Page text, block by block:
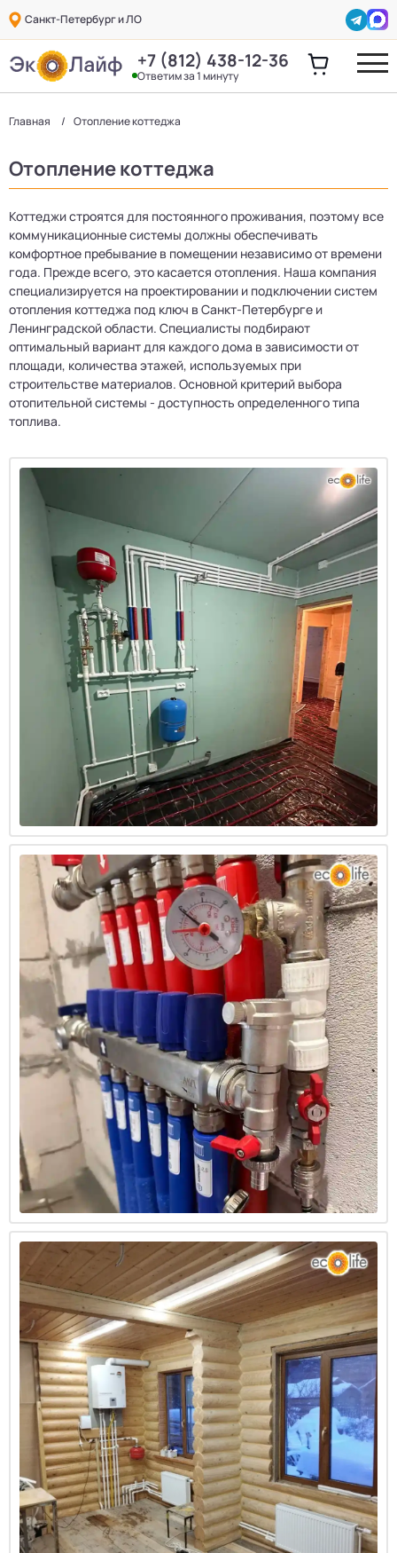
Санкт-Петербург и ЛО
+7 (812) 438-12-36
Ответим за 1 минуту
Главная Отопление коттеджа
Отопление коттеджа
Коттеджи строятся для постоянного проживания, поэтому все
коммуникационные системы должны обеспечивать
комфортное пребывание в помещении независимо от времени
года. Прежде всего, это касается отопления. Наша компания
специализируется на проектировании и подключении систем
отопления коттеджа под ключ в Санкт-Петербурге и
Ленинградской области. Специалисты подбирают
оптимальный вариант для каждого дома в зависимости от
площади, количества этажей, используемых при
строительстве материалов. Основной критерий выбора
отопительной системы - доступность определенного типа
топлива.